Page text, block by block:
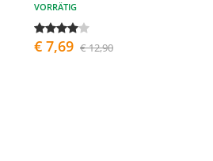
VORRÄTIG
€ 7,69 € 12,90